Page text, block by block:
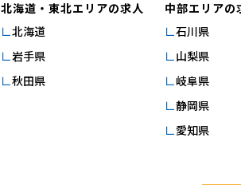
北海道・東北エリアの求人
北海道
岩手県
秋田県
中部エリアの
石川県
山梨県
岐阜県
静岡県
愛知県